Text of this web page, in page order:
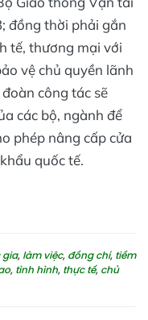
đồng thời phải gắn
tế, thương mại với
vệ chủ quyền lãnh
công tác sẽ
các bộ, ngành để
phép nâng cấp cửa
quốc tế.
gia, làm việc, đồng chí, tiềm
, tình hình, thực tế, chủ